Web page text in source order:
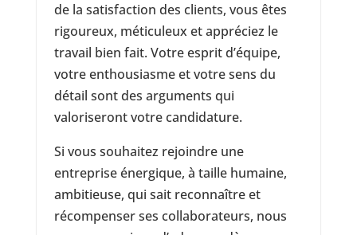
de la satisfaction des clients, vous êtes
rigoureux, méticuleux et appréciez le
travail bien fait. Votre esprit d’équipe,
votre enthousiasme et votre sens du
détail sont des arguments qui
valoriseront votre candidature.
Si vous souhaitez rejoindre une
entreprise énergique, à taille humaine,
ambitieuse, qui sait reconnaître et
récompenser ses collaborateurs, nous